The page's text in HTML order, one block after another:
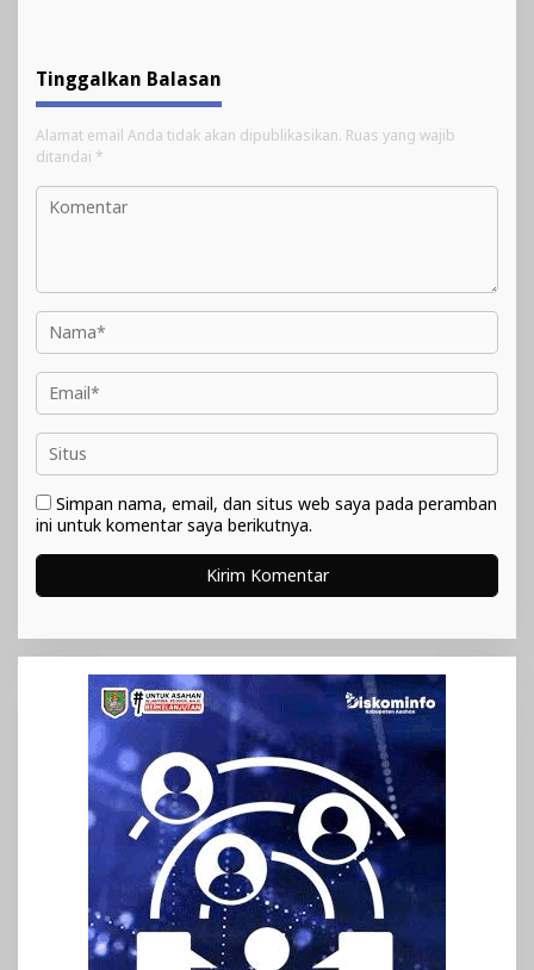
Tinggalkan Balasan
Alamat email Anda tidak akan dipublikasikan. Ruas yang wajib
ditandai *
Simpan nama, email, dan situs web saya pada peramban
ini untuk komentar saya berikutnya.